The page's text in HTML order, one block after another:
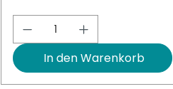
gewünschten
Produkt Anzahl:
In den Warenkorb